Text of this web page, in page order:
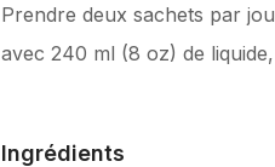
Prendre deux sachets par
avec 240 ml (8 oz) de
Ingrédients